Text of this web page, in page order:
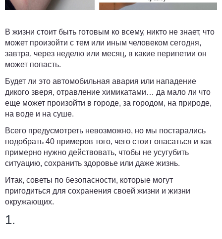
В жизни стоит быть готовым ко всему, никто не знает, что
может произойти с тем или иным человеком сегодня,
завтра, через неделю или месяц, в какие перипетии он
может попасть.
Будет ли это автомобильная авария или нападение
дикого зверя, отравление химикатами… да мало ли что
еще может произойти в городе, за городом, на природе,
на воде и на суше.
Всего предусмотреть невозможно, но мы постарались
подобрать 40 примеров того, чего стоит опасаться и как
примерно нужно действовать, чтобы не усугубить
ситуацию, сохранить здоровье или даже жизнь.
Итак, советы по безопасности, которые могут
пригодиться для сохранения своей жизни и жизни
окружающих.
1.